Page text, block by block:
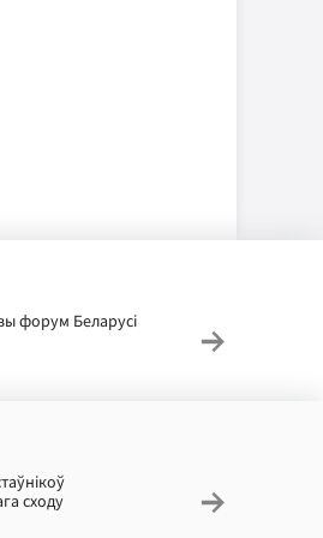
форум Беларусі
сходу